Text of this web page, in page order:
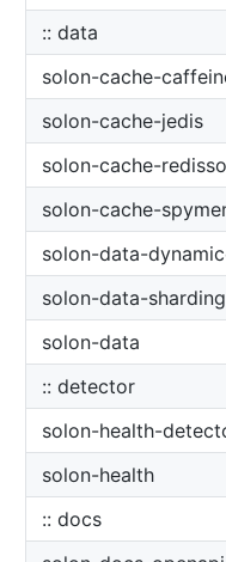
:: data
solon-cache-
solon-cache-jedis
solon-cache-
solon-cache-
solon-data-
solon-data-
solon-data
:: detector
solon-health-
solon-health
:: docs